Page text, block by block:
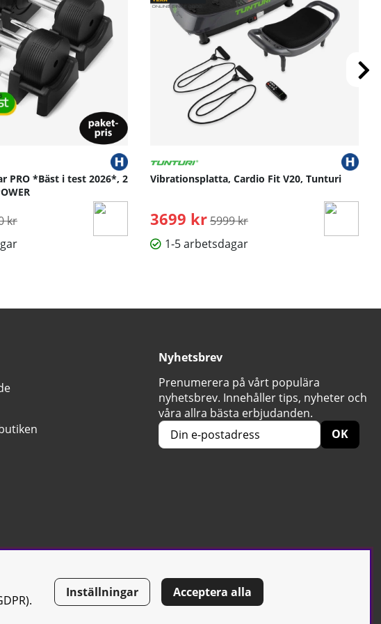
PRO *Bäst i test 2026*, 2
pris:
kr
Vibrationsplatta, Cardio Fit V20, Tunturi
3699 kr Ordinarie pris:
5999 kr
1-5 arbetsdagar
Nyhetsbrev
Prenumerera på vårt populära
nyhetsbrev. Innehåller tips, nyheter och
våra allra bästa erbjudanden.
OK
7058 | Tel: 0500-42 87 00
Inställningar Acceptera alla